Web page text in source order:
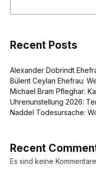
Recent Posts
Alexander Dobrindt
Bülent Ceylan Ehefrau:
Michael Bram Pfleghar:
Uhrenunstellung 2026:
Naddel Todesursache:
Recent
Es sind keine